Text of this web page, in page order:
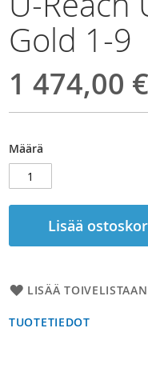
Gold 1-9
1 474,00 €
Määrä
Lisää
LISÄÄ TOIVELISTAAN
TUOTETIEDOT